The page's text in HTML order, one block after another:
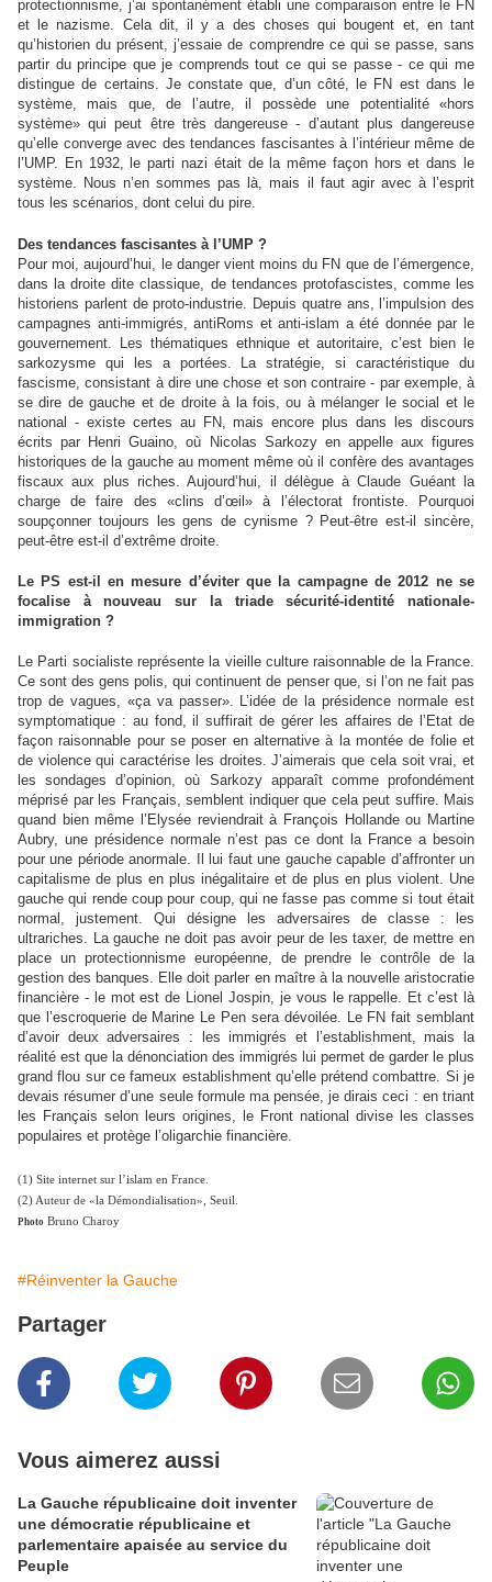
protectionnisme, j’ai spontanément établi une comparaison entre le FN
et le nazisme. Cela dit, il y a des choses qui bougent et, en tant
qu’historien du présent, j’essaie de comprendre ce qui se passe, sans
partir du principe que je comprends tout ce qui se passe - ce qui me
distingue de certains. Je constate que, d’un côté, le FN est dans le
système, mais que, de l’autre, il possède une potentialité «hors
système» qui peut être très dangereuse - d’autant plus dangereuse
qu’elle converge avec des tendances fascisantes à l’intérieur même de
l’UMP. En 1932, le parti nazi était de la même façon hors et dans le
système. Nous n’en sommes pas là, mais il faut agir avec à l’esprit
tous les scénarios, dont celui du pire.
Des tendances fascisantes à l’UMP ?
Pour moi, aujourd’hui, le danger vient moins du FN que de l’émergence,
dans la droite dite classique, de tendances protofascistes, comme les
historiens parlent de proto-industrie. Depuis quatre ans, l’impulsion des
campagnes anti-immigrés, antiRoms et anti-islam a été donnée par le
gouvernement. Les thématiques ethnique et autoritaire, c’est bien le
sarkozysme qui les a portées. La stratégie, si caractéristique du
fascisme, consistant à dire une chose et son contraire - par exemple, à
se dire de gauche et de droite à la fois, ou à mélanger le social et le
national - existe certes au FN, mais encore plus dans les discours
écrits par Henri Guaino, où Nicolas Sarkozy en appelle aux figures
historiques de la gauche au moment même où il confère des avantages
fiscaux aux plus riches. Aujourd’hui, il délègue à Claude Guéant la
charge de faire des «clins d’œil» à l’électorat frontiste. Pourquoi
soupçonner toujours les gens de cynisme ? Peut-être est-il sincère,
peut-être est-il d’extrême droite.
Le PS est-il en mesure d’éviter que la campagne de 2012 ne se
focalise à nouveau sur la triade sécurité-identité nationale-
immigration ?
Le Parti socialiste représente la vieille culture raisonnable de la France.
Ce sont des gens polis, qui continuent de penser que, si l’on ne fait pas
trop de vagues, «ça va passer». L’idée de la présidence normale est
symptomatique : au fond, il suffirait de gérer les affaires de l’Etat de
façon raisonnable pour se poser en alternative à la montée de folie et
de violence qui caractérise les droites. J’aimerais que cela soit vrai, et
les sondages d’opinion, où Sarkozy apparaît comme profondément
méprisé par les Français, semblent indiquer que cela peut suffire. Mais
quand bien même l’Elysée reviendrait à François Hollande ou Martine
Aubry, une présidence normale n’est pas ce dont la France a besoin
pour une période anormale. Il lui faut une gauche capable d’affronter un
capitalisme de plus en plus inégalitaire et de plus en plus violent. Une
gauche qui rende coup pour coup, qui ne fasse pas comme si tout était
normal, justement. Qui désigne les adversaires de classe : les
ultrariches. La gauche ne doit pas avoir peur de les taxer, de mettre en
place un protectionnisme européenne, de prendre le contrôle de la
gestion des banques. Elle doit parler en maître à la nouvelle aristocratie
financière - le mot est de Lionel Jospin, je vous le rappelle. Et c’est là
que l’escroquerie de Marine Le Pen sera dévoilée. Le FN fait semblant
d’avoir deux adversaires : les immigrés et l’establishment, mais la
réalité est que la dénonciation des immigrés lui permet de garder le plus
grand flou sur ce fameux establishment qu’elle prétend combattre. Si je
devais résumer d’une seule formule ma pensée, je dirais ceci : en triant
les Français selon leurs origines, le Front national divise les classes
populaires et protège l’oligarchie financière.
(1) Site internet sur l’islam en France.
(2) Auteur de «la Démondialisation», Seuil.
Photo Bruno Charoy
#Réinventer la Gauche
Partager
Vous aimerez aussi
La Gauche républicaine doit inventer
une démocratie républicaine et
parlementaire apaisée au service du
Peuple